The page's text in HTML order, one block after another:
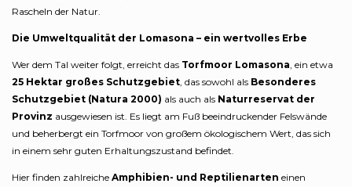
Rascheln der Natur.
Die Umweltqualität der Lomasona – ein wertvolles Erbe
Wer dem Tal weiter folgt, erreicht das Torfmoor Lomasona , ein etwa
25 Hektar großes Schutzgebiet , das sowohl als Besonderes
Schutzgebiet (Natura 2000) als auch als Naturreservat der
Provinz ausgewiesen ist. Es liegt am Fuß beeindruckender Felswände
und beherbergt ein Torfmoor von großem ökologischem Wert, das sich
in einem sehr guten Erhaltungszustand befindet.
Hier finden zahlreiche Amphibien- und Reptilienarten einen